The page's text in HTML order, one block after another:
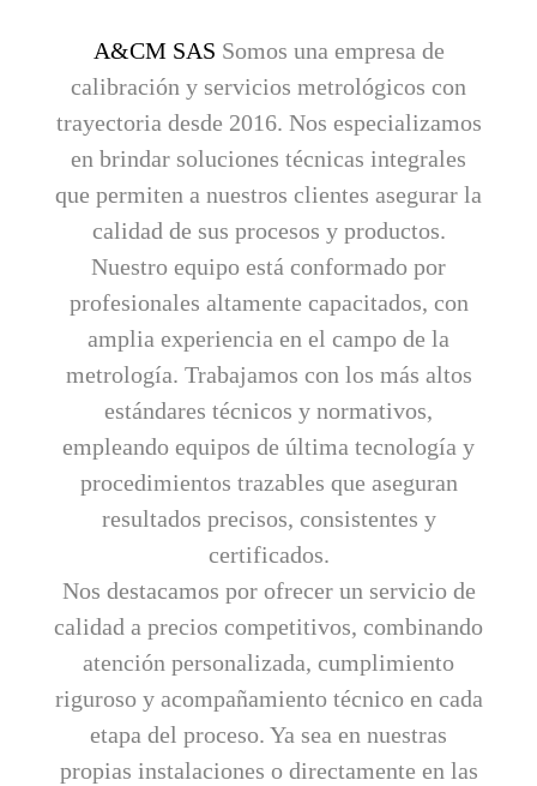
A&CM SAS Somos una empresa de
calibración y servicios metrológicos con
trayectoria desde 2016. Nos especializamos
en brindar soluciones técnicas integrales
que permiten a nuestros clientes asegurar la
calidad de sus procesos y productos.
Nuestro equipo está conformado por
profesionales altamente capacitados, con
amplia experiencia en el campo de la
metrología. Trabajamos con los más altos
estándares técnicos y normativos,
empleando equipos de última tecnología y
procedimientos trazables que aseguran
resultados precisos, consistentes y
certificados.
Nos destacamos por ofrecer un servicio de
calidad a precios competitivos, combinando
atención personalizada, cumplimiento
riguroso y acompañamiento técnico en cada
etapa del proceso. Ya sea en nuestras
propias instalaciones o directamente en las